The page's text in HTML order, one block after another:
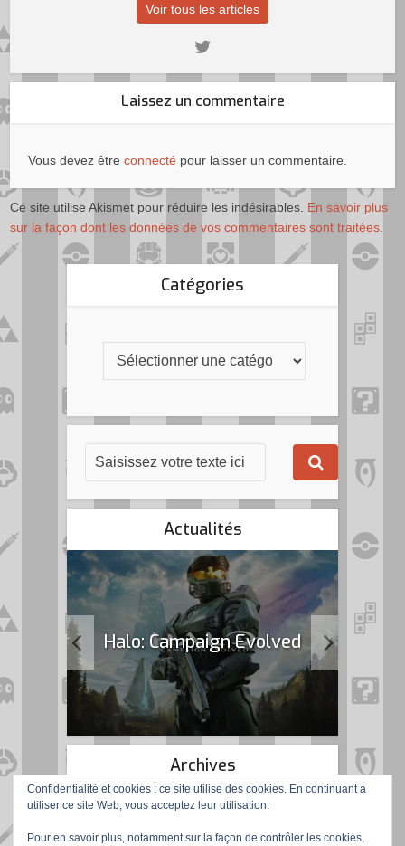
Voir tous les articles
Laissez un commentaire
Vous devez êtreconnecté pour laisser un commentaire.
Ce site utilise Akismet pour réduire les indésirables. En savoir plus
sur la façon dont les données de vos commentaires sont traitées
Catégories
Actualités
Halo: Campaign Evolved
Archives
Confidentialité et cookies : ce site utilise des cookies. En continuant à
utiliser ce site Web, vous acceptez leur utilisation.
Pour en savoir plus, notamment sur la façon de contrôler les cookies,